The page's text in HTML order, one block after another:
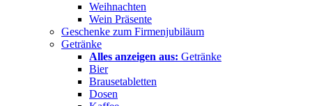
Weihnachten
Wein Präsente
Geschenke zum Firmenjubiläum
Getränke
Alles anzeigen aus: Getränke
Bier
Brausetabletten
Dosen